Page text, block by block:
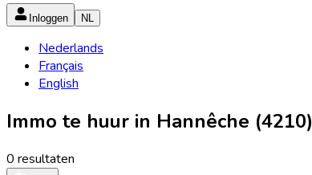
Inloggen NL
Nederlands
Français
English
Immo te huur in Hannêche (4210)
0 resultaten